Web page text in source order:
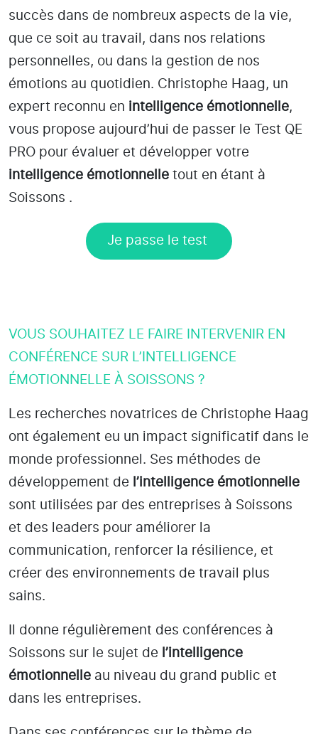
succès dans de nombreux aspects de la vie,
que ce soit au travail, dans nos relations
personnelles, ou dans la gestion de nos
émotions au quotidien. Christophe Haag, un
expert reconnu en intelligence émotionnelle,
vous propose aujourd’hui de passer le Test QE
PRO pour évaluer et développer votre
intelligence émotionnelle tout en étant à
Soissons .
Je passe le test
VOUS SOUHAITEZ LE FAIRE INTERVENIR EN
CONFÉRENCE SUR L’INTELLIGENCE
ÉMOTIONNELLE À SOISSONS ?
Les recherches novatrices de Christophe Haag
ont également eu un impact significatif dans le
monde professionnel. Ses méthodes de
développement de l’intelligence émotionnelle
sont utilisées par des entreprises à Soissons
et des leaders pour améliorer la
communication, renforcer la résilience, et
créer des environnements de travail plus
sains.
Il donne régulièrement des conférences à
Soissons sur le sujet de l’intelligence
émotionnelle au niveau du grand public et
dans les entreprises.